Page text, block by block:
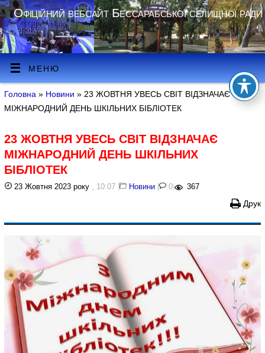
Офіційний вебсайт Бессарабської селищної ради
МЕНЮ
Головна » Новини » 23 ЖОВТНЯ УВЕСЬ СВІТ ВІДЗНАЧАЄ
МІЖНАРОДНИЙ ДЕНЬ ШКІЛЬНИХ БІБЛІОТЕК
23 ЖОВТНЯ УВЕСЬ СВІТ ВІДЗНАЧАЄ
МІЖНАРОДНИЙ ДЕНЬ ШКІЛЬНИХ
БІБЛІОТЕК
23 Жовтня 2023 року , 10:07 | Новини | 0 | 367
Друк